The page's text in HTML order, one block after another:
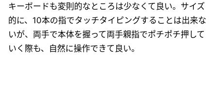
キーボードも変則的なところは少なくて良い。サイズ
的に、10本の指でタッチタイピングすることは出来な
いが、両手で本体を握って両手親指でポチポチ押して
いく際も、自然に操作できて良い。